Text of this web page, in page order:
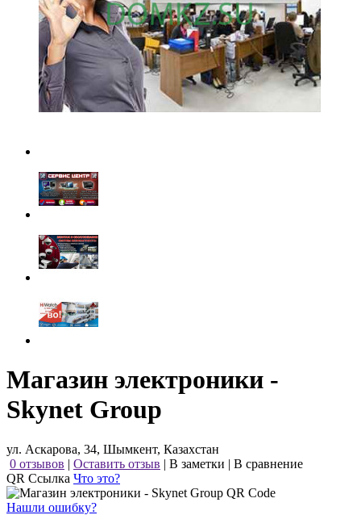
Магазин электроники -
Skynet Group
ул. Аскарова, 34, Шымкент, Казахстан
0 отзывов | Оставить отзыв | В заметки | В сравнение
QR Ссылка Что это?
Нашли ошибку?